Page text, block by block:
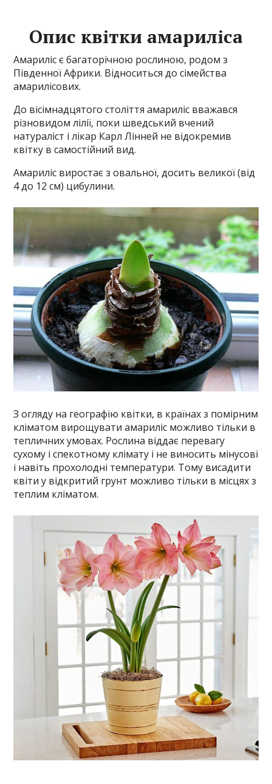
Опис квітки амариліса
Амариліс є багаторічною рослиною, родом з
Південної Африки. Відноситься до сімейства
амарилісових.
До вісімнадцятого століття амариліс вважався
різновидом лілії, поки шведський вчений
натураліст і лікар Карл Лінней не відокремив
квітку в самостійний вид.
Амариліс виростає з овальної, досить великої (від
4 до 12 см) цибулини.
З огляду на географію квітки, в країнах з помірним
кліматом вирощувати амариліс можливо тільки в
тепличних умовах. Рослина віддає перевагу
сухому і спекотному клімату і не виносить мінусові
і навіть прохолодні температури. Тому висадити
квіти у відкритий грунт можливо тільки в місцях з
теплим кліматом.